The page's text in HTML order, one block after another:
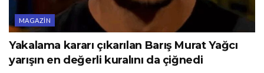
MAGAZIN
Yakalama kararı çıkarılan Barış Murat Yağcı
yarışın en değerli kuralını da çiğnedi